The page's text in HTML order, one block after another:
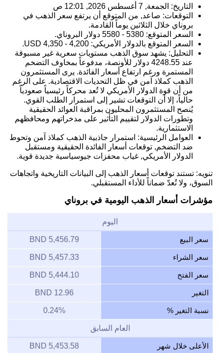
التاريخ: الجمعة, 7 أغسطس 2026, 12:01 ص
التوقعات: صاعد, من المتوقع أن يرتفع سعر الذهب في
بروناي خلال الثلاثين يوماً القادمة.
السعر المتوقع: 5380 - 5580 دولار البروناي.
السعر المتوقع بالدولار الأمريكي: 4,200 - 4,350 USD.
التحليل: يشهد سوق الذهب مستويات سعرية غير مسبوقة
عند 4248.55 دولار للأونصة، مدفوعاً بمخاوف التضخم
المستمرة ورغم ارتفاع أسعار الفائدة. يرى المستثمرون
الذهب كملاذ آمن في ظل التحديات الاقتصادية. على الرغم
من أن قوة الدولار الأمريكي لا تُعد محركاً رئيسياً صعودياً
حالياً، إلا أن التوقعات تشير إلى استمرار الطلب القوي.
يُنصح المستثمرون المحليون بمراقبة العوائد الحقيقية
وتطورات الدولار لتقييم التأثير على مدخراتهم ومحافظهم
الاستثمارية.
العوامل الرئيسية: استمرار جاذبية الذهب كملاذ آمن وتحوط
ضد التضخم, توقعات أسعار الفائدة الحقيقية ومستقبل
الدولار الأمريكي, غياب محفزات جيوسياسية جديدة قوية.
تنويه: تستند توقعات أسعار الذهب إلى البيانات التاريخية واتجاهات
السوق، ولا تُعدّ ضماناً للأداء المستقبلي.
مؤشرات أسعار الذهب اليومية في بروناي
اليوم
سعر البيع 5,456.79 BND
سعر الشراء 5,457.33 BND
سعر الفتح 5,444.10 BND
التغير 12.96 BND
نسبة التغير % 0.24%
العام السابق
الأعلى خلال شهر 5,453.58 BND